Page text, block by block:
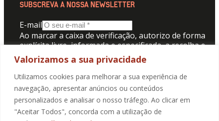
Valorizamos a sua privacidade
Utilizamos cookies para melhorar a sua experiência de
navegação, apresentar anúncios ou conteúdos
personalizados e analisar o nosso tráfego. Ao clicar em
"Aceitar Todos", concorda com a utilização de
SUBSCREVA A NOSSA NEWSLETTER
E-mail
Ao marcar a caixa de verificação, autorizo de forma
explícita livre, informada e especificada, a recolha e
tratamento dos meus dados pessoais para receber
comunicação da Promotorres:
Politica de Privacidade
SUBMETER